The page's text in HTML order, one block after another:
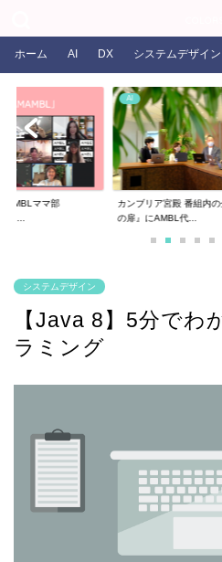
ホーム AI DX システムデザイン
AMBLママ部
AI
カンブリア宮殿 番組内
の扉』にAMBL代...
システムデザイン
【Java 8】5分でわ
ラミング